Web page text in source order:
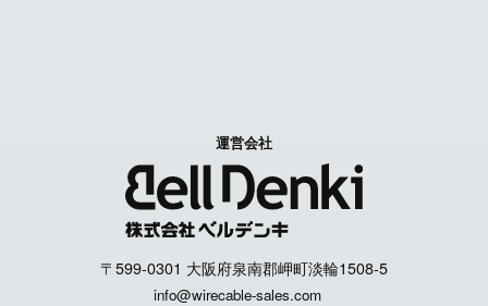
運営会社
〒599-0301 大阪府泉南郡岬町淡輪1508-5
info@wirecable-sales.com